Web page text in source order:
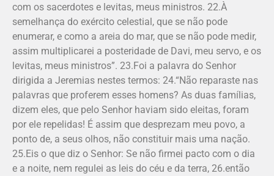
com os sacerdotes e levitas, meus ministros. 22.À
semelhança do exército celestial, que se não pode
enumerar, e como a areia do mar, que se não pode medir,
assim multiplicarei a posteridade de Davi, meu servo, e os
levitas, meus ministros”. 23.Foi a palavra do Senhor
dirigida a Jere­mias nestes termos: 24.“Não reparaste nas
palavras que proferem esses homens? As duas famílias,
dizem eles, que pelo Senhor haviam sido eleitas, foram
por ele repelidas! É assim que desprezam meu povo, a
ponto de, a seus olhos, não cons­tituir mais uma nação.
25.Eis o que diz o Senhor: Se não firmei pacto com o dia
e a noite, nem regulei as leis do céu e da terra, 26.então